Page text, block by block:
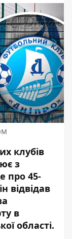
клубів
з
про 45-
відвідав
в
області.